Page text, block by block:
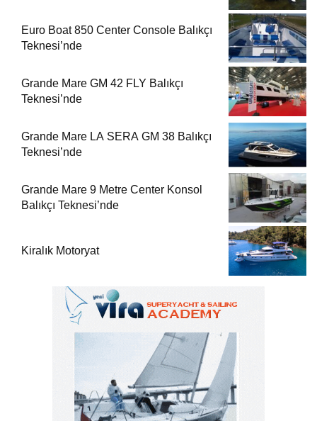
Euro Boat 850 Center Console Balıkçı
Teknesi’nde
Grande Mare GM 42 FLY Balıkçı
Teknesi’nde
Grande Mare LA SERA GM 38 Balıkçı
Teknesi’nde
Grande Mare 9 Metre Center Konsol
Balıkçı Teknesi’nde
Kiralık Motoryat